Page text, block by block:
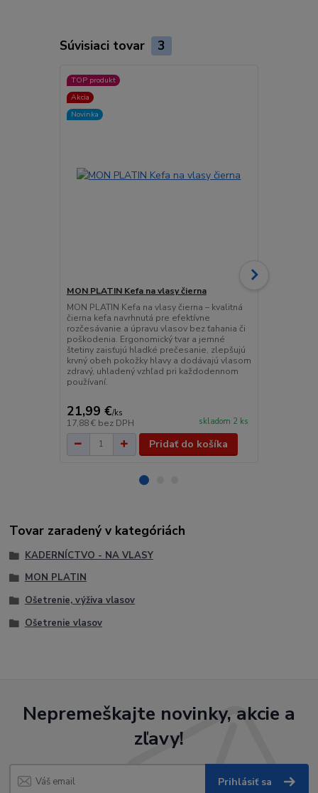
Súvisiaci tovar 3
TOP produkt
Akcia
Novinka
MON PLATIN Kefa na vlasy čierna
MON PLATIN Kefa na vlasy čierna – kvalitná
čierna kefa navrhnutá pre efektívne
rozčesávanie a úpravu vlasov bez ťahania či
poškodenia. Ergonomický tvar a jemné
štetiny zaisťujú hladké prečesanie, zlepšujú
krvný obeh pokožky hlavy a dodávajú vlasom
zdravý, uhladený vzhľad pri každodennom
používaní.
21,99 €/ks
17,88 € bez DPH skladom 2 ks
Pridať do košíka
Tovar zaradený v kategóriách
KADERNÍCTVO - NA VLASY
MON PLATIN
Ošetrenie, výživa vlasov
Ošetrenie vlasov
Nepremeškajte novinky, akcie a
zľavy!
Prihlásiť sa